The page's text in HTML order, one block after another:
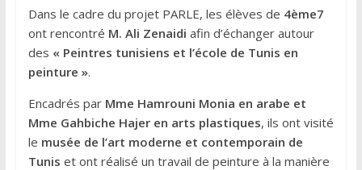
Dans le cadre du projet PARLE, les élèves de 4ème7
ont rencontré M. Ali Zenaidi afin d’échanger autour
des « Peintres tunisiens et l’école de Tunis en
peinture ».
Encadrés par Mme Hamrouni Monia en arabe et
Mme Gahbiche Hajer en arts plastiques, ils ont visité
le musée de l’art moderne et contemporain de
Tunis et ont réalisé un travail de peinture à la manière